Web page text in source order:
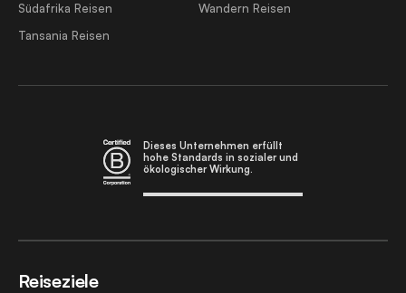
Südafrika Reisen
Tansania Reisen
Wandern Reisen
Dieses Unternehmen erfüllt
hohe Standards in sozialer und
ökologischer Wirkung.
Reiseziele